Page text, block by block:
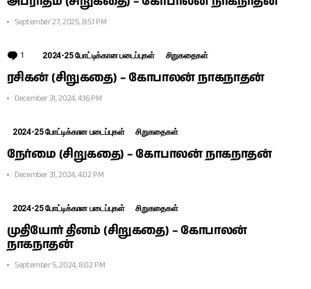
September 27, 2025, 8:51 PM
1 Comment
2024-25 போட்டிக்கான படைப்புகள் சிறுகதைகள்
ரசிகன் (சிறுகதை) – கோபாலன் நாகநாதன்
December 31, 2024, 4:16 PM
2024-25 போட்டிக்கான படைப்புகள் சிறுகதைகள்
நேர்மை (சிறுகதை) – கோபாலன் நாகநாதன்
December 31, 2024, 4:02 PM
2024-25 போட்டிக்கான படைப்புகள் சிறுகதைகள்
முதியோர் தினம் (சிறுகதை) – கோபாலன்
நாகநாதன்
September 5, 2024, 8:02 PM